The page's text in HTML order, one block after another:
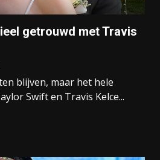
getrouwd met Travis
blijven, maar het hele
Swift en Travis Kelce...